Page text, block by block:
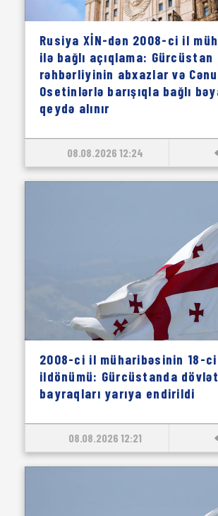
Rusiya XİN-dən 2008-ci il
ilə bağlı açıqlama: Gürcüstan
rəhbərliyinin abxazlar və
Osetinlərlə barışıqla bağlı
qeydə alınır
08.08.2026 12:24
2008-ci il müharibəsinin 18-ci
ildönümü: Gürcüstanda dövlət
bayraqları yarıya endirildi
08.08.2026 12:21